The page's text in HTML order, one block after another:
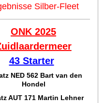
Silber-Fleet
ONK 2025
dermeer
43 Starter
NED 562 Bart van den
Hondel
AUT 171 Martin Lehner